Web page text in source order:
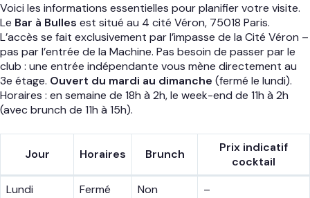
Voici les informations essentielles pour planifier votre visite.
Le Bar à Bulles est situé au 4 cité Véron, 75018 Paris.
L’accès se fait exclusivement par l’impasse de la Cité Véron –
pas par l’entrée de la Machine. Pas besoin de passer par le
club : une entrée indépendante vous mène directement au
3e étage. Ouvert du mardi au dimanche (fermé le lundi).
Horaires : en semaine de 18h à 2h, le week-end de 11h à 2h
(avec brunch de 11h à 15h).
Jour Horaires Brunch
Prix indicatif
cocktail
Lundi
Fermé Non
–